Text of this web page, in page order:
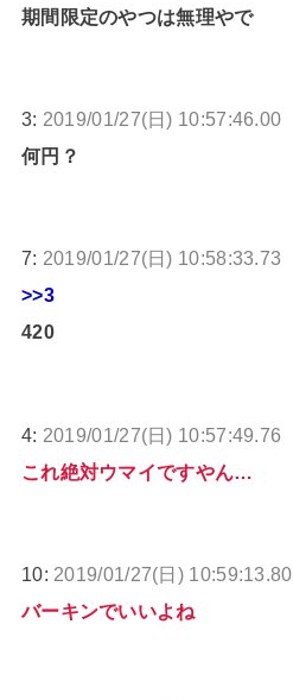
期間限定のやつは無理やで
3: 2019/01/27(日) 10:57:46.00
何円？
7: 2019/01/27(日) 10:58:33.73
>>3
420
4: 2019/01/27(日) 10:57:49.76
これ絶対ウマイですやん…
10: 2019/01/27(日) 10:59:13.80
バーキンでいいよね